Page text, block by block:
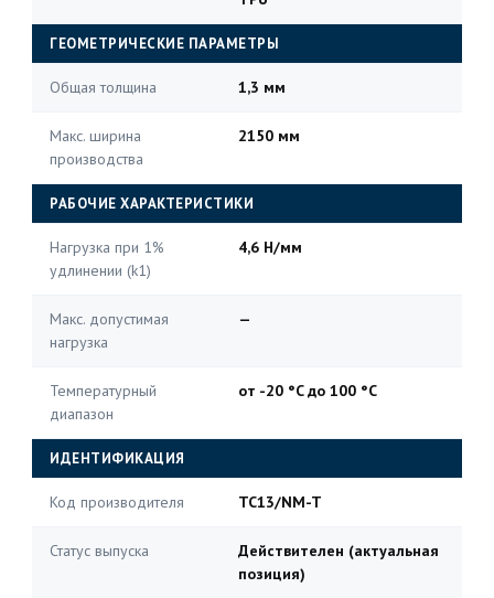
ГЕОМЕТРИЧЕСКИЕ ПАРАМЕТРЫ
Общая толщина 1,3 мм
Макс. ширина
производства
2150 мм
РАБОЧИЕ ХАРАКТЕРИСТИКИ
Нагрузка при 1%
удлинении (k1)
4,6 Н/мм
Макс. допустимая
нагрузка
—
Температурный
диапазон
от -20 °C до 100 °C
ИДЕНТИФИКАЦИЯ
Код производителя TC13/NM-T
Статус выпуска
Действителен (актуальная
позиция)